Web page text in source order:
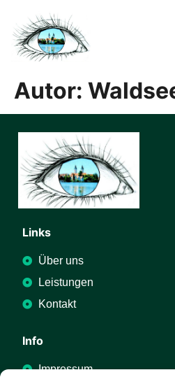
Autor:
Links
Über uns
Leistungen
Kontakt
Info
Impressum